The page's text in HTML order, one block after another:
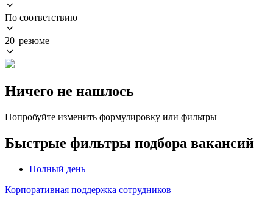
По соответствию
20 резюме
Ничего не нашлось
Попробуйте изменить формулировку или фильтры
Быстрые фильтры подбора вакансий
Полный день
Корпоративная поддержка сотрудников